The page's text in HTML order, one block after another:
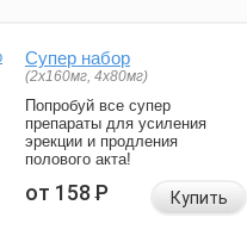
Супер набор
(2х160мг, 4х80мг)
Попробуй все супер
препараты для усиления
эрекции и продления
полового акта!
от 158Р Купить